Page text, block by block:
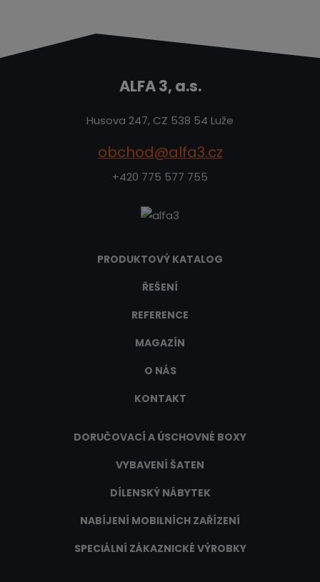
ALFA 3, a.s.
Husova 247, CZ 538 54 Luže
obchod@alfa3.cz
+420 775 577 755
PRODUKTOVÝ KATALOG
ŘEŠENÍ
REFERENCE
MAGAZÍN
O NÁS
KONTAKT
DORUČOVACÍ A ÚSCHOVNÉ BOXY
VYBAVENÍ ŠATEN
DÍLENSKÝ NÁBYTEK
NABÍJENÍ MOBILNÍCH ZAŘÍZENÍ
SPECIÁLNÍ ZÁKAZNICKÉ VÝROBKY